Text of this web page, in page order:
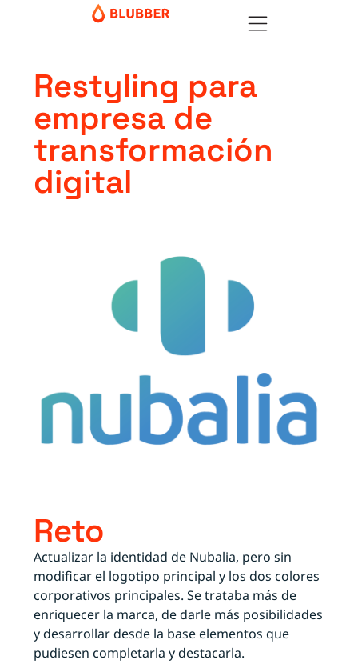
Restyling para
empresa de
transformación
digital
Reto
Actualizar la identidad de Nubalia, pero sin
modificar el logotipo principal y los dos colores
corporativos principales. Se trataba más de
enriquecer la marca, de darle más posibilidades
y desarrollar desde la base elementos que
pudiesen completarla y destacarla.